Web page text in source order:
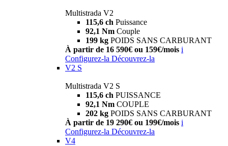
Multistrada V2
115,6 ch Puissance
92,1 Nm Couple
199 kg POIDS SANS CARBURANT
À partir de 16 590€ ou 159€/mois i
Configurez-la Découvrez-la
V2 S
Multistrada V2 S
115,6 ch PUISSANCE
92,1 Nm COUPLE
202 kg POIDS SANS CARBURANT
À partir de 19 290€ ou 199€/mois i
Configurez-la Découvrez-la
V4